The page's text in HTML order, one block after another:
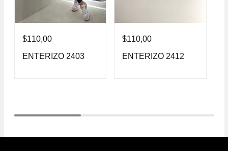
$110,00
ENTERIZO 2403
$110,00
ENTERIZO 2412